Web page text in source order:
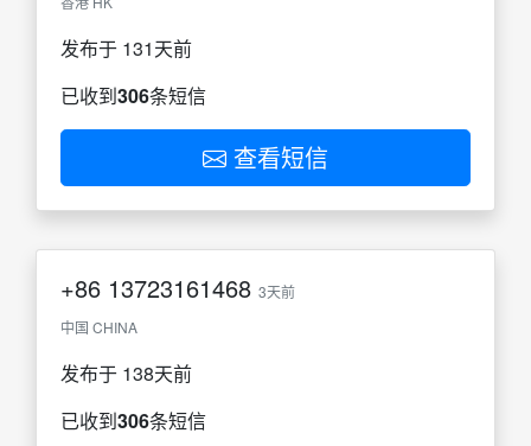
发布于 131天前
已收到306条短信
查看短信
+86 13723161468 3天前
中国 CHINA
发布于 138天前
已收到306条短信